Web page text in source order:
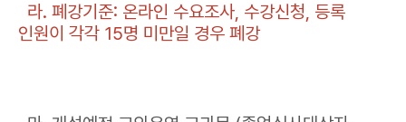
라. 폐강기준: 온라인 수요조사, 수강신청, 등록
인원이 각각 15명 미만일 경우 폐강